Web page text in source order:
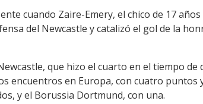
cuando Zaire-Emery, el chico de 17
del Newcastle y catalizó el gol de la
que hizo el cuarto en el tiempo de
encuentros en Europa, con cuatro puntos
y el Borussia Dortmund, con una.